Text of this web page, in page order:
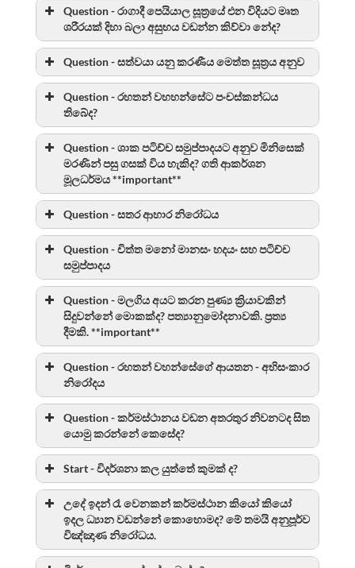
Question - රාගාදී පෙයියාල සූත්‍රයේ එන විදියට මෘත
ශරීරයක් දිහා බලා අසුභය වඩන්න කිව්වා නේද?
Question - සත්වයා යනු කරණීය මෙත්ත සූත්‍රය අනුව
Question - රහතන් වහහන්සේට පංචස්කන්ධය
තිබේද?
Question - ශාක පටිච්ච සමුප්පාදයට අනුව මිනිසෙක්
මරණින් පසු ගසක් විය හැකිද? ගති ආකර්ශන
මූලධර්මය **important**
Question - සතර ආහාර නිරෝධය
Question - චිත්ත මනෝ මානසං හදයං සහ පටිච්ච
සමුප්පාදය
Question - මලගිය අයට කරන පුණ්‍ය ක්‍රියාවකින්
සිදුවන්නේ මොකක්ද? පත්‍යානුමෝදනාවකි. ප්‍රත්‍ය
දීමකි. **important**
Question - රහතන් වහන්සේගේ ආයතන - අභිසංකාර
නිරෝදය
Question - කර්මස්ථානය වඩන අතරතුර නිවනටද සිත
යොමු කරන්නේ කෙසේද?
Start - විදර්ශනා කල යුත්තේ කුමක් ද?
උදේ ඉදන් රෑ වෙනකන් කර්මස්ථාන කියෝ කියෝ
ඉදල ධ්‍යාන වඩන්නේ කොහොමද? මේ තමයි අනුපූර්ව
විඤ්ඤාණ නිරෝධය.